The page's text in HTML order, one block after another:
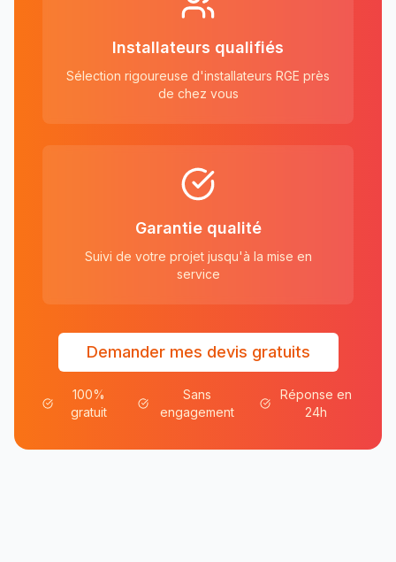
Installateurs qualifiés
Sélection rigoureuse d'installateurs RGE près
de chez vous
Garantie qualité
Suivi de votre projet jusqu'à la mise en
service
Demander mes devis gratuits
100%
gratuit
Sans
engagement
Réponse en
24h